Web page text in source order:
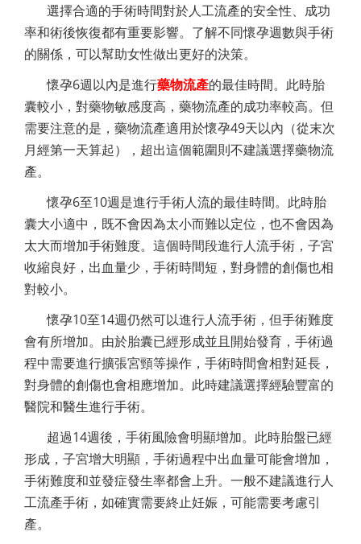
選擇合適的手術時間對於人工流產的安全性、成功
率和術後恢復都有重要影響。了解不同懷孕週數與手術
的關係，可以幫助女性做出更好的決策。
懷孕6週以內是進行藥物流產的最佳時間。此時胎
囊較小，對藥物敏感度高，藥物流產的成功率較高。但
需要注意的是，藥物流產適用於懷孕49天以內（從末次
月經第一天算起），超出這個範圍則不建議選擇藥物流
產。
懷孕6至10週是進行手術人流的最佳時間。此時胎
囊大小適中，既不會因為太小而難以定位，也不會因為
太大而增加手術難度。這個時間段進行人流手術，子宮
收縮良好，出血量少，手術時間短，對身體的創傷也相
對較小。
懷孕10至14週仍然可以進行人流手術，但手術難度
會有所增加。由於胎囊已經形成並且開始發育，手術過
程中需要進行擴張宮頸等操作，手術時間會相對延長，
對身體的創傷也會相應增加。此時建議選擇經驗豐富的
醫院和醫生進行手術。
超過14週後，手術風險會明顯增加。此時胎盤已經
形成，子宮增大明顯，手術過程中出血量可能會增加，
手術難度和並發症發生率都會上升。一般不建議進行人
工流產手術，如確實需要終止妊娠，可能需要考慮引
產。